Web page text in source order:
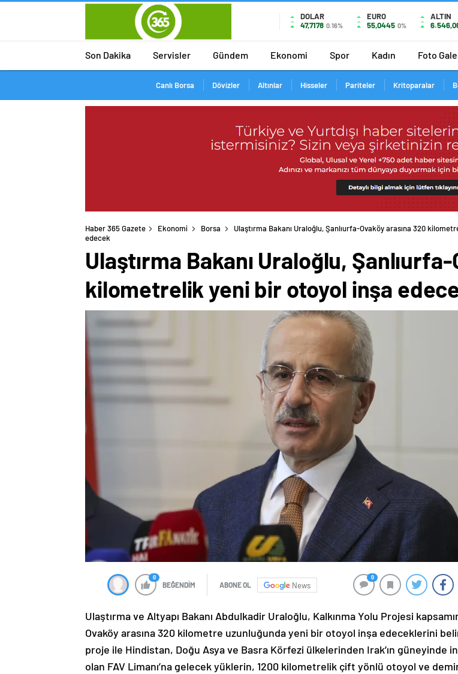
DOLAR
47,7178 0.16%
EURO
55,0445 0%
ALTIN
Son Dakika Servisler Gündem Ekonomi Spor Kadın Foto
Canlı Borsa Dövizler Altınlar Hisseler Pariteler Kritoparalar
Haber 365 Gazete Ekonomi Borsa
Ulaştırma Bakanı Uraloğlu, Şanlıurfa-Ovaköy arasına 320
edecek
Ulaştırma Bakanı Uraloğlu,
kilometrelik yeni bir otoyol inşa
0
BEĞENDİM ABONE OL News
0
Ulaştırma ve Altyapı Bakanı Abdulkadir Uraloğlu, Kalkınma Yolu Projesi
Ovaköy arasına 320 kilometre uzunluğunda yeni bir otoyol inşa edeceklerini
proje ile Hindistan, Doğu Asya ve Basra Körfezi ülkelerinden Irak’ın güneyinde
olan FAV Limanı’na gelecek yüklerin, 1200 kilometrelik çift yönlü otoyol ve